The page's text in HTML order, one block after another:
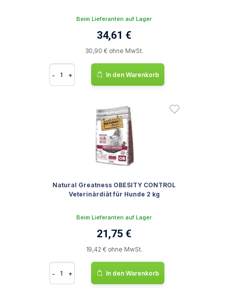
Beim Lieferanten auf Lager
34,61 €
30,90 € ohne MwSt.
- + In den Warenkorb
Natural Greatness OBESITY CONTROL
Veterinärdiät für Hunde 2 kg
Beim Lieferanten auf Lager
21,75 €
19,42 € ohne MwSt.
- + In den Warenkorb